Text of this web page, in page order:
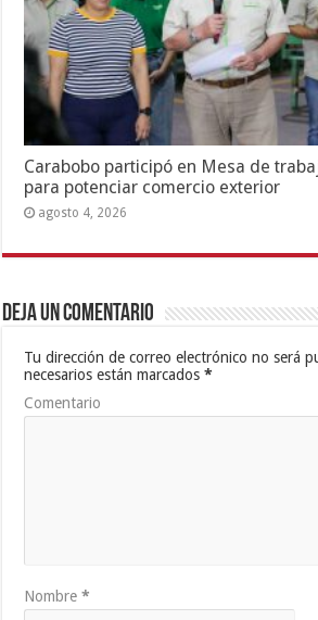
Carabobo participó en Mesa de
para potenciar comercio exterior
agosto 4, 2026
Deja un comentario
Tu dirección de correo electrónico no será
necesarios están marcados*
Comentario
Nombre*